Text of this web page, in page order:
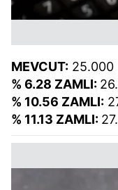
MEVCUT: 25.000
% 6.28 ZAMLI:
% 10.56 ZAMLI:
% 11.13 ZAMLI: